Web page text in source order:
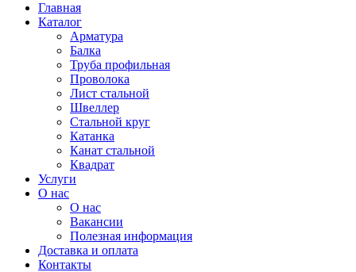
Главная
Каталог
Арматура
Балка
Труба профильная
Проволока
Лист стальной
Швеллер
Стальной круг
Катанка
Канат стальной
Квадрат
Услуги
О нас
О нас
Вакансии
Полезная информация
Доставка и оплата
Контакты